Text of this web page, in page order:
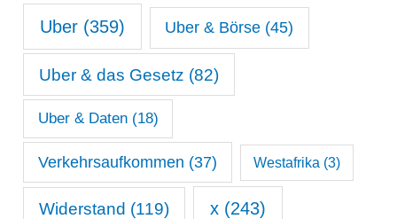
Uber (359) Uber & Börse (45)
Uber & das Gesetz (82)
Uber & Daten(18)
Verkehrsaufkommen (37) Westafrika (3)
Widerstand (119) x(243)